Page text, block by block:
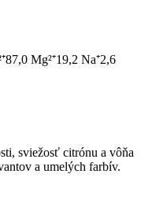
Mg²⁺19,2 Na⁺2,6
sviežosť citrónu a vôňa
a umelých farbív.